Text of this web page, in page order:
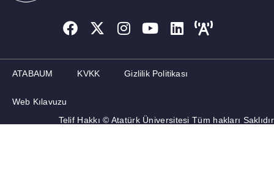
ATABAUM KVKK Gizlilik Politikası
Web Kılavuzu
Telif Hakkı © Atatürk Üniversitesi Tüm hakları Saklıdır